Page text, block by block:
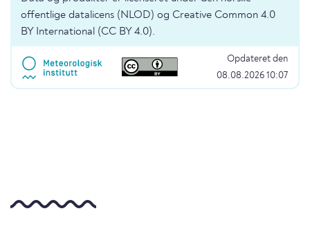
offentlige datalicens (NLOD) og Creative Common 4.0
BY International (CC BY 4.0).
Opdateret den
08.08.2026 10:07